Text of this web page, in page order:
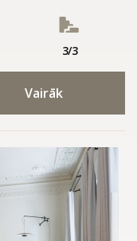
3/3
Vairāk